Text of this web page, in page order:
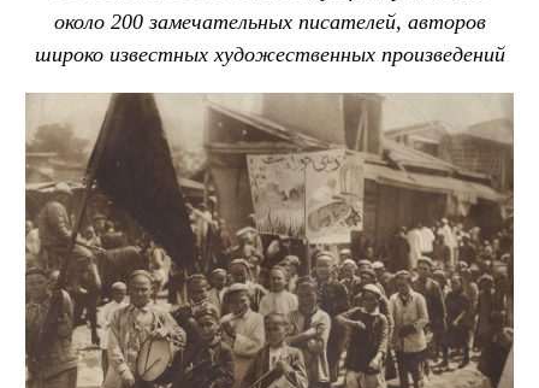
около 200 замечательных писателей, авторов
широко известных художественных произведений